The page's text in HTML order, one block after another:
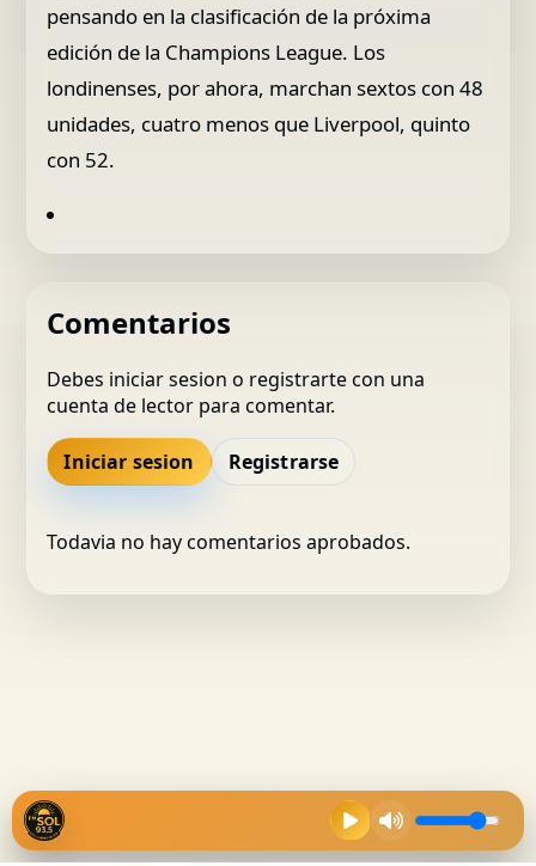
pensando en la clasificación de la próxima
edición de la Champions League. Los
londinenses, por ahora, marchan sextos con 48
unidades, cuatro menos que Liverpool, quinto
con 52.
Comentarios
Debes iniciar sesion o registrarte con una
cuenta de lector para comentar.
Iniciar sesion Registrarse
Todavia no hay comentarios aprobados.